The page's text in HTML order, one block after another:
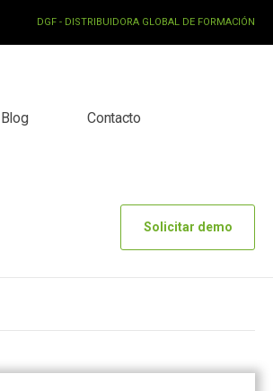
DGF - DISTRIBUIDORA GLOBAL DE FORMACIÓN
Blog Contacto
Solicitar demo